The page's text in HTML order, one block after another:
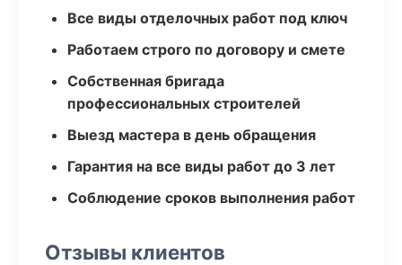
Все виды отделочных работ под ключ
Работаем строго по договору и смете
Собственная бригада
профессиональных строителей
Выезд мастера в день обращения
Гарантия на все виды работ до 3 лет
Соблюдение сроков выполнения работ
Отзывы клиентов